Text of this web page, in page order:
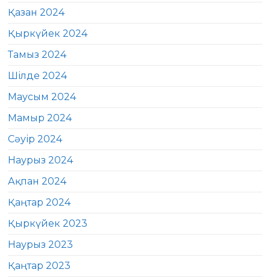
Қазан 2024
Қыркүйек 2024
Тамыз 2024
Шілде 2024
Маусым 2024
Мамыр 2024
Сәуір 2024
Наурыз 2024
Ақпан 2024
Қаңтар 2024
Қыркүйек 2023
Наурыз 2023
Қаңтар 2023